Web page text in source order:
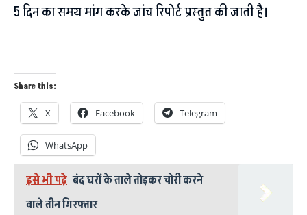
5 दिन का समय मांग करके जांच रिपोर्ट प्रस्तुत की जाती है।
Share this:
X Facebook Telegram
WhatsApp
इसे भी पढ़े बंद घरों के ताले तोड़कर चोरी करने
वाले तीन गिरफ्तार